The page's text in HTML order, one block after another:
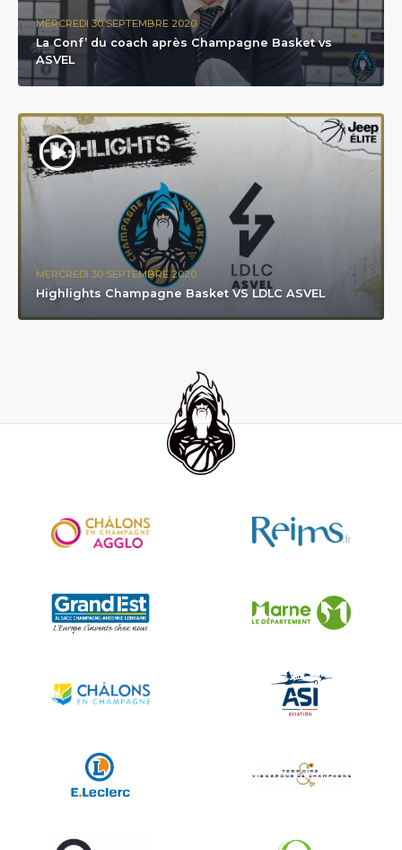
MERCREDI 30 SEPTEMBRE 2020
La Conf’ du coach après Champagne Basket vs
ASVEL
MERCREDI 30 SEPTEMBRE 2020
Highlights Champagne Basket VS LDLC ASVEL